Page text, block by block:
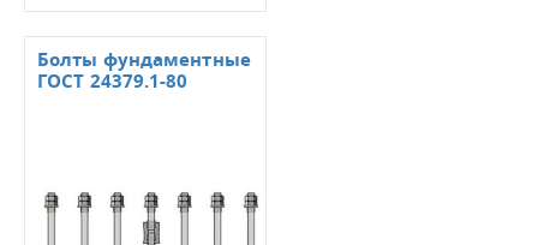
Болты фундаментные
ГОСТ 24379.1-80